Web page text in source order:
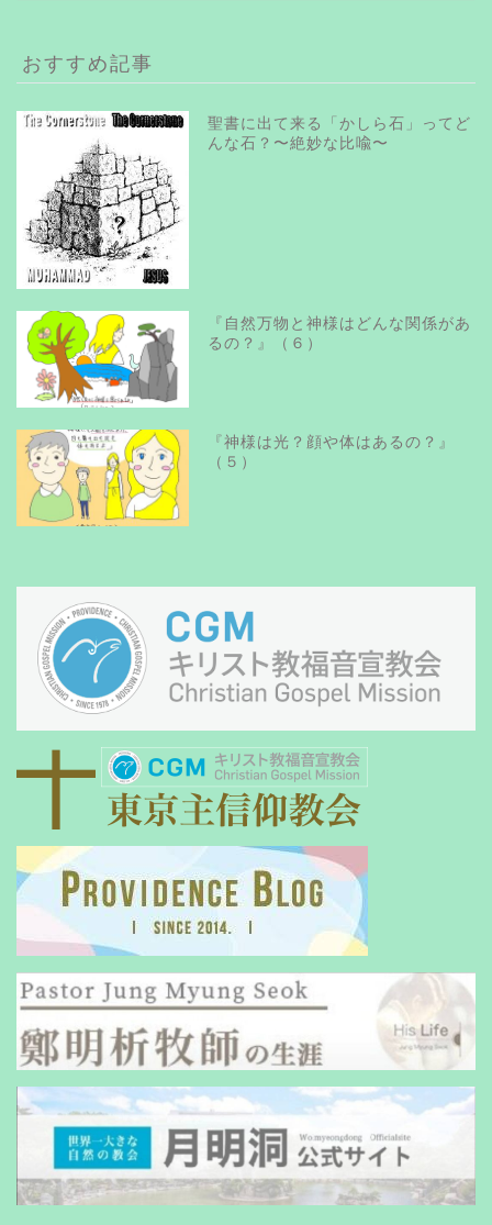
ブ
おすすめ記事
聖書に出て来る「かしら石」ってど
んな石？〜絶妙な比喩〜
『自然万物と神様はどんな関係があ
るの？』（６）
『神様は光？顔や体はあるの？』
（５）